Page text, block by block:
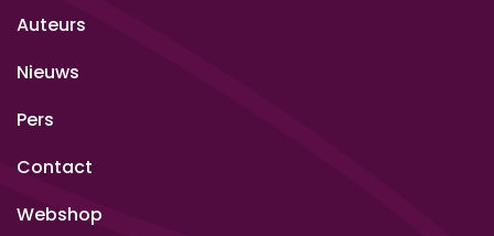
Auteurs
Nieuws
Pers
Contact
Webshop